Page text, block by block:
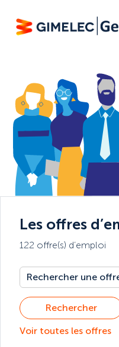
Les offres
122 offre(s) d’emploi
Rechercher
Voir toutes les offres